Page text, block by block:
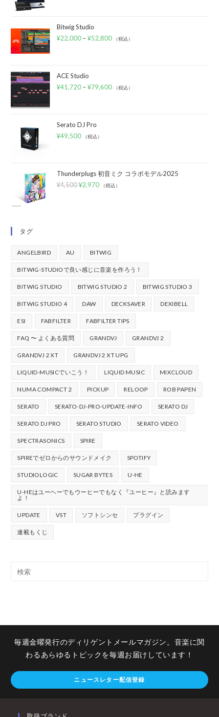
Bitwig Studio
¥22,000 –¥52,800 （税込）
ACE Studio
¥41,720 –¥79,600 （税込）
Serato DJ Pro
¥49,500 （税込）
Thunderplugs 初音ミク コラボモデル2025
¥4,500 ¥2,970 （税込）
タグ
ANGELBIRD AU BITWIG
BITWIG-STUDIOで良い感じに音楽を作ろう！
BITWIG STUDIO BITWIG STUDIO 2 BITWIG STUDIO 3
BITWIG STUDIO 4 DAW DECKSAVER DEXIBELL
ESI FABFILTER FABFILTER TIPS
FAQ 〜 よくある質問 GRANDVJ GRANDVJ 2
GRANDVJ 2 XT GRANDVJ 2 XT UPG
LIQUID-MUSICでいこう！ LIQUID MUSIC MIXCLOUD
NUMA COMPACT 2 PICKUP RELOOP ROB PAPEN
SERATO SERATO-DJ-PRO-UPDATE-INFO SERATO DJ
SERATO DJ PRO SERATO STUDIO SERATO VIDEO
SPECTRASONICS SPIRE
SPIREでゼロからのサウンドメイク SPOTIFY
STUDIOLOGIC SUGAR BYTES U-HE
U-HEはユーヘーでもウーヒーでもなく『ユーヒー』と読みます
よ！
UPDATE VST ソフトシンセ プラグイン
連載もくじ
毎週金曜発行のディリゲントメールマガジン。音楽に関
わるあらゆるトピックを毎週お届けしています！
ニュースレター配信登録